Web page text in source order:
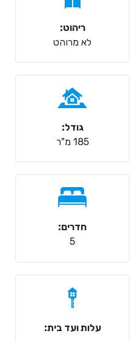
ריהוט:
לא מרוהט
גודל:
185 מ"ר
חדרים:
5
עלות ועד בית: